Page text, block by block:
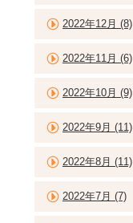
2022年12月 (8)
2022年11月 (6)
2022年10月 (9)
2022年9月 (11)
2022年8月 (11)
2022年7月 (7)